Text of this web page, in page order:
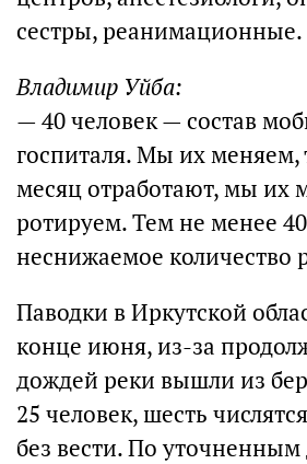
сестры, реанимационные.
Владимир Уйба:
— 40 человек — состав
госпиталя. Мы их меняем,
месяц отработают, мы их
ротируем. Тем не менее
неснижаемое количество
Паводки в Иркутской
конце июня, из-за
дождей реки вышли из
25 человек, шесть
без вести. По